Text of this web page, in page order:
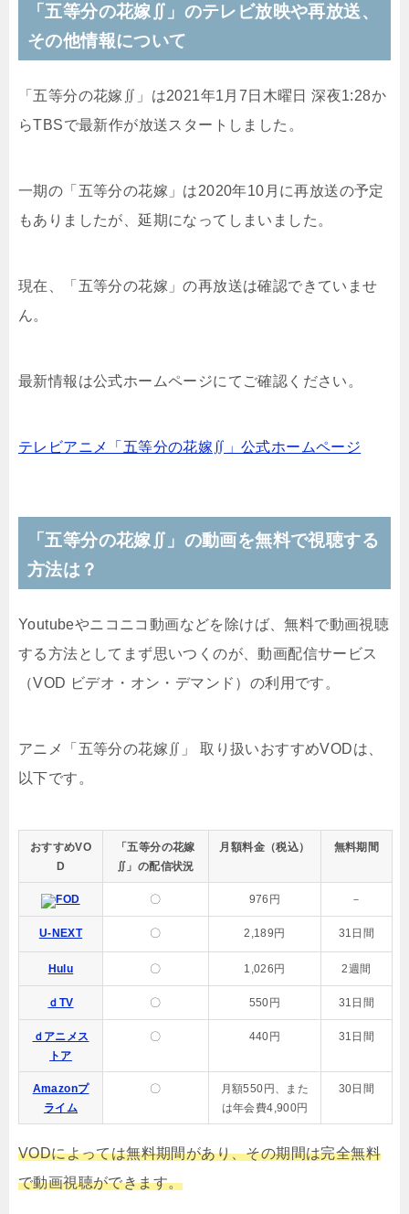
「五等分の花嫁∬」のテレビ放映や再放送、
その他情報について
「五等分の花嫁∬」は2021年1月7日木曜日 深夜1:28か
らTBSで最新作が放送スタートしました。
一期の「五等分の花嫁」は2020年10月に再放送の予定
もありましたが、延期になってしまいました。
現在、「五等分の花嫁」の再放送は確認できていませ
ん。
最新情報は公式ホームページにてご確認ください。
テレビアニメ「五等分の花嫁∬」公式ホームページ
「五等分の花嫁∬」の動画を無料で視聴する
方法は？
Youtubeやニコニコ動画などを除けば、無料で動画視聴
する方法としてまず思いつくのが、動画配信サービス
（VOD ビデオ・オン・デマンド）の利用です。
アニメ「五等分の花嫁∬」 取り扱いおすすめVODは、
以下です。
おすすめVO
D
「五等分の花嫁
∬」の配信状況
月額料金（税込） 無料期間
FOD 〇 976円 －
U-NEXT 〇 2,189円 31日間
Hulu 〇 1,026円 2週間
ｄTV 〇 550円 31日間
ｄアニメス
トア
〇 440円 31日間
Amazonプ
ライム
〇
月額550円、また
は年会費4,900円
30日間
VODによっては無料期間があり、その期間は完全無料
で動画視聴ができます。